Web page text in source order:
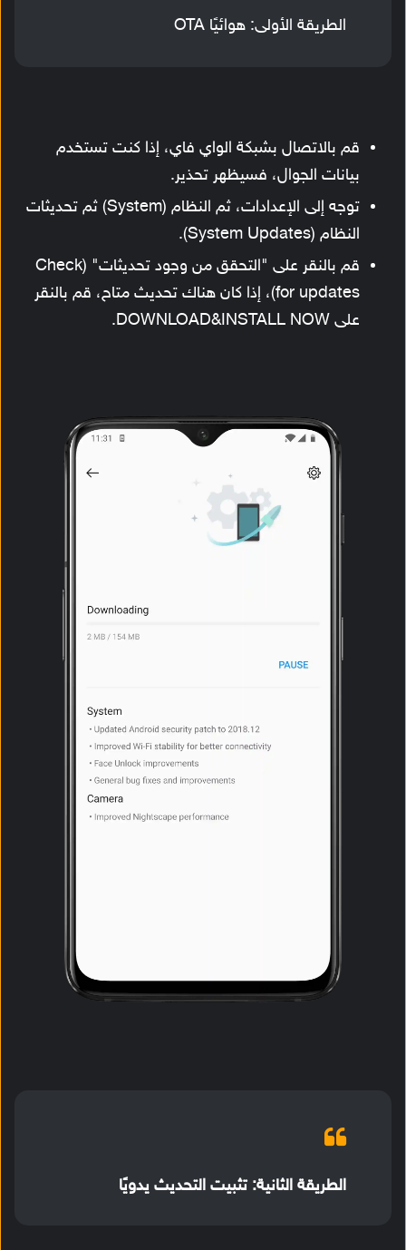
الطريقة الأولى: هوائيًا OTA
قم بالاتصال بشبكة الواي فاي، إذا كنت تستخدم
بيانات الجوال، فسيظهر تحذير.
توجه إلى الإعدادات، ثم النظام (System) ثم تحديثات
النظام (System Updates).
قم بالنقر على "التحقق من وجود تحديثات" (Check
for updates)، إذا كان هناك تحديث متاح، قم بالنقر
على DOWNLOAD&INSTALL NOW.
الطريقة الثانية: تثبيت التحديث يدويًا